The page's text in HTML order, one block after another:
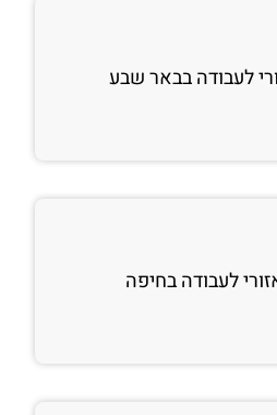
לעבודה בבאר שבע
לעבודה בחיפה